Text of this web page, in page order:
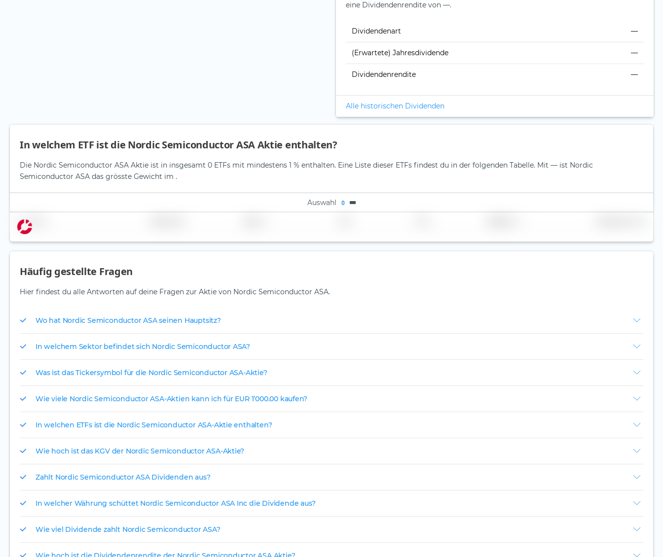
eine Dividendenrendite von —.
Dividendenart —
(Erwartete) Jahresdividende —
Dividendenrendite —
Alle historischen Dividenden
In welchem ETF ist die Nordic Semiconductor ASA Aktie enthalten?
Die Nordic Semiconductor ASA Aktie ist in insgesamt 0 ETFs mit mindestens 1 % enthalten. Eine Liste dieser ETFs findest du in der folgenden Tabelle. Mit — ist Nordic
Semiconductor ASA das grösste Gewicht im .
Auswahl 0
Name
Häufig gestellte Fragen
Hier findest du alle Antworten auf deine Fragen zur Aktie von Nordic Semiconductor ASA.
Wo hat Nordic Semiconductor ASA seinen Hauptsitz?
In welchem Sektor befindet sich Nordic Semiconductor ASA?
Was ist das Tickersymbol für die Nordic Semiconductor ASA-Aktie?
Wie viele Nordic Semiconductor ASA-Aktien kann ich für EUR 1’000.00 kaufen?
In welchen ETFs ist die Nordic Semiconductor ASA-Aktie enthalten?
Wie hoch ist das KGV der Nordic Semiconductor ASA-Aktie?
Zahlt Nordic Semiconductor ASA Dividenden aus?
In welcher Währung schüttet Nordic Semiconductor ASA Inc die Dividende aus?
Wie viel Dividende zahlt Nordic Semiconductor ASA?